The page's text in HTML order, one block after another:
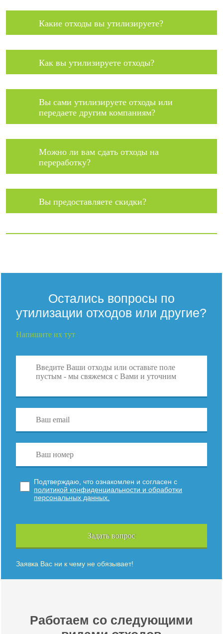
Какие отходы вы утилизируете?
Как вы утилизируете отходы?
Вы сами утилизируете отходы или
передаете другим компаниям?
Можно ли вам сдать отходы на
переработку?
Вы предоставляете скидки?
Остались вопросы по
утилизации отходов или другие?
Напишите их тут
Подтверждаю, что ознакомлен и согласен с
политикой конфиденциальности и обработки
персональных данных.
Задать вопрос
Заявка Вас ни к чему не обязывает!
Работаем со следующими